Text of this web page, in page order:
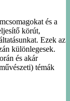
és a
körút,
Ezek az
különlegesek.
és akár
témák